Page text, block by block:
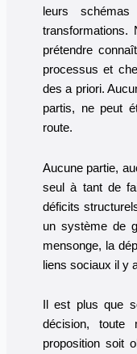
leurs
transformations.
prétendre
processus et
des a priori.
partis, ne peut
route.
Aucune partie,
seul à tant de
déficits
un système de
mensonge, la
liens sociaux il y
Il est plus que
décision, toute
proposition soit